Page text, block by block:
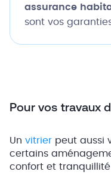
assurance
sont vos
Pour vos travaux
Un vitrier peut aussi
certains
confort et tranquillité